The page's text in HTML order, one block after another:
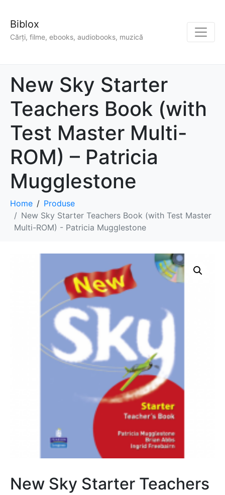
Biblox
Cărți, filme, ebooks, audiobooks, muzică
New Sky Starter
Teachers Book (with
Test Master Multi-
ROM) – Patricia
Mugglestone
Home
Produse
New Sky Starter Teachers Book (with Test Master
Multi-ROM) - Patricia Mugglestone
New Sky Starter Teachers